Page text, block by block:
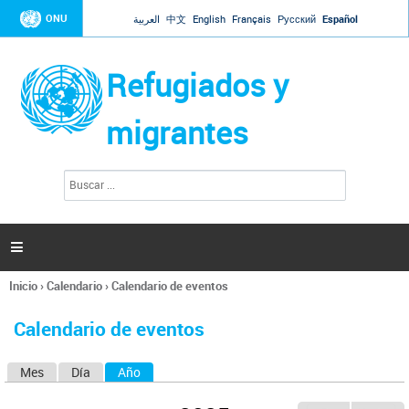
Jump to navigation
ONU العربية 中文 English Français Русский Español
Refugiados y
migrantes
l
s

Se
usted
Inicio›Calendario›Calendario de eventos
Calendario de eventos
Mes Día Año